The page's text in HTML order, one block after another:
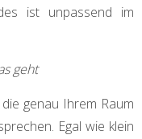
ist unpassend im
geht
genau Ihrem Raum
Egal wie klein